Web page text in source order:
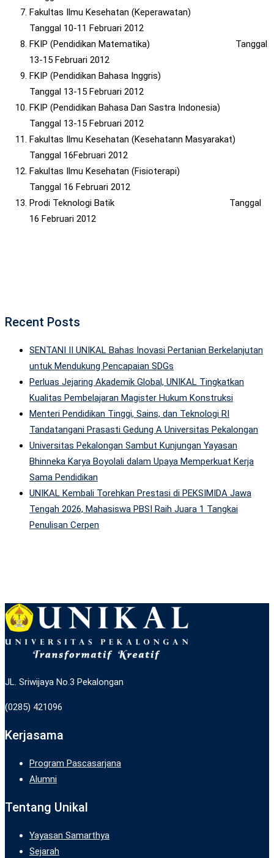
Fakultas Ilmu Kesehatan (Keperawatan)
Tanggal 10-11 Februari 2012
FKIP (Pendidikan Matematika) Tanggal
13-15 Februari 2012
FKIP (Pendidikan Bahasa Inggris)
Tanggal 13-15 Februari 2012
FKIP (Pendidikan Bahasa Dan Sastra Indonesia)
Tanggal 13-15 Februari 2012
Fakultas Ilmu Kesehatan (Kesehatann Masyarakat)
Tanggal 16Februari 2012
Fakultas Ilmu Kesehatan (Fisioterapi)
Tanggal 16 Februari 2012
Prodi Teknologi Batik Tanggal
16 Februari 2012
Recent Posts
SENTANI II UNIKAL Bahas Inovasi Pertanian Berkelanjutan
untuk Mendukung Pencapaian SDGs
Perluas Jejaring Akademik Global, UNIKAL Tingkatkan
Kualitas Pembelajaran Magister Hukum Konstruksi
Menteri Pendidikan Tinggi, Sains, dan Teknologi RI
Tandatangani Prasasti Gedung A Universitas Pekalongan
Universitas Pekalongan Sambut Kunjungan Yayasan
Bhinneka Karya Boyolali dalam Upaya Memperkuat Kerja
Sama Pendidikan
UNIKAL Kembali Torehkan Prestasi di PEKSIMIDA Jawa
Tengah 2026, Mahasiswa PBSI Raih Juara 1 Tangkai
Penulisan Cerpen
JL. Sriwijaya No.3 Pekalongan
(0285) 421096
Kerjasama
Program Pascasarjana
Alumni
Tentang Unikal
Yayasan Samarthya
Sejarah